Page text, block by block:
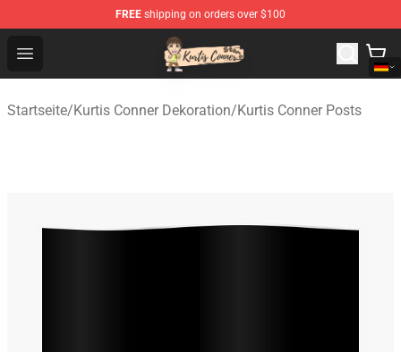
FREE shipping on orders over $100
Open menu
Kurtis Conner Store - Official Kurtis Conner Merchandise
Startseite/Kurtis Conner Dekoration/Kurtis Conner Posts